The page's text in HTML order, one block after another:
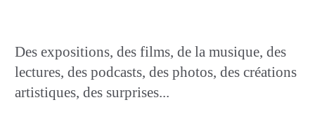
Des expositions, des films, de la musique, des
lectures, des podcasts, des photos, des créations
artistiques, des surprises...